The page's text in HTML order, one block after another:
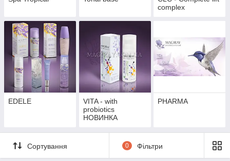
HisHers
Універсальні косметичні препарати для всіх членів сім'ї.
Засоби створені з урахуванням всіх потреб шкіри і
волосся.
Серія Fast Action Line розроблена спеціально
для проблемної шкіри. У складі засобів
екстракти лікувальних трав.
complex
EDELE
VITA - with
probiotics
НОВИНКА
PHARMA
Сортування 0 Фільтри